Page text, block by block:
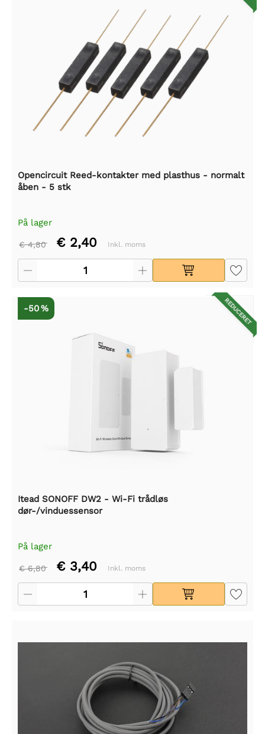
Opencircuit Reed-kontakter med plasthus - normalt
åben - 5 stk
På lager
€ 4,80 € 2,40 Inkl. moms
REDUCERET
-50 %
Itead SONOFF DW2 - Wi-Fi trådløs
dør-/vinduessensor
På lager
€ 6,80 € 3,40 Inkl. moms